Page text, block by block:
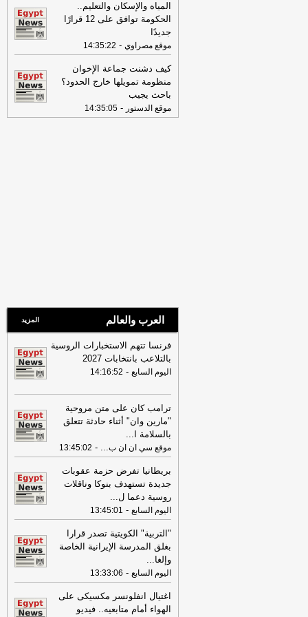
16:46
وزير الخزانة الأميركي: لن نسمح
لإيران اتخاذ التجارة العالمية رهينة أو
استخدام الشحن الدولي لتمويل الحرس
الثوري
- لبنانون 24
09:31
عناوين الصحف المصرية ليوم
الأربعاء 29-07-2026
-
17:57
الصحة تطلق النسخة الرابعة من
حملة «100 يوم صحة» في جميع
المياه والإسكان والتعليم..
الحكومة توافق على 12 قرارًا
جديدًا
موقع مصراوي -
14:35:22
كيف دشنت جماعة الإخوان
منظومة تمويلها خارج الحدود؟
باحث يجيب
موقع الدستور -
14:35:05
العرب والعالم المزيد
فرنسا تتهم الاستخبارات الروسية
بالتلاعب بانتخابات 2027
اليوم السابع -
14:16:52
ترامب كان على متن مروحية
"مارين وان" أثناء حادثة تتعلق
بالسلامة ا...
موقع سي ان ان ب...
-
13:45:02
بريطانيا تفرض حزمة عقوبات
جديدة تستهدف بنوكا وناقلات
روسية دعما ل...
اليوم السابع -
13:45:01
"التربية" الكويتية تصدر قرارا
بغلق المدرسة الإيرانية الخاصة
وإلغا...
اليوم السابع -
13:33:06
اغتيال انفلونسر مكسيكى على
الهواء أمام متابعيه.. فيديو